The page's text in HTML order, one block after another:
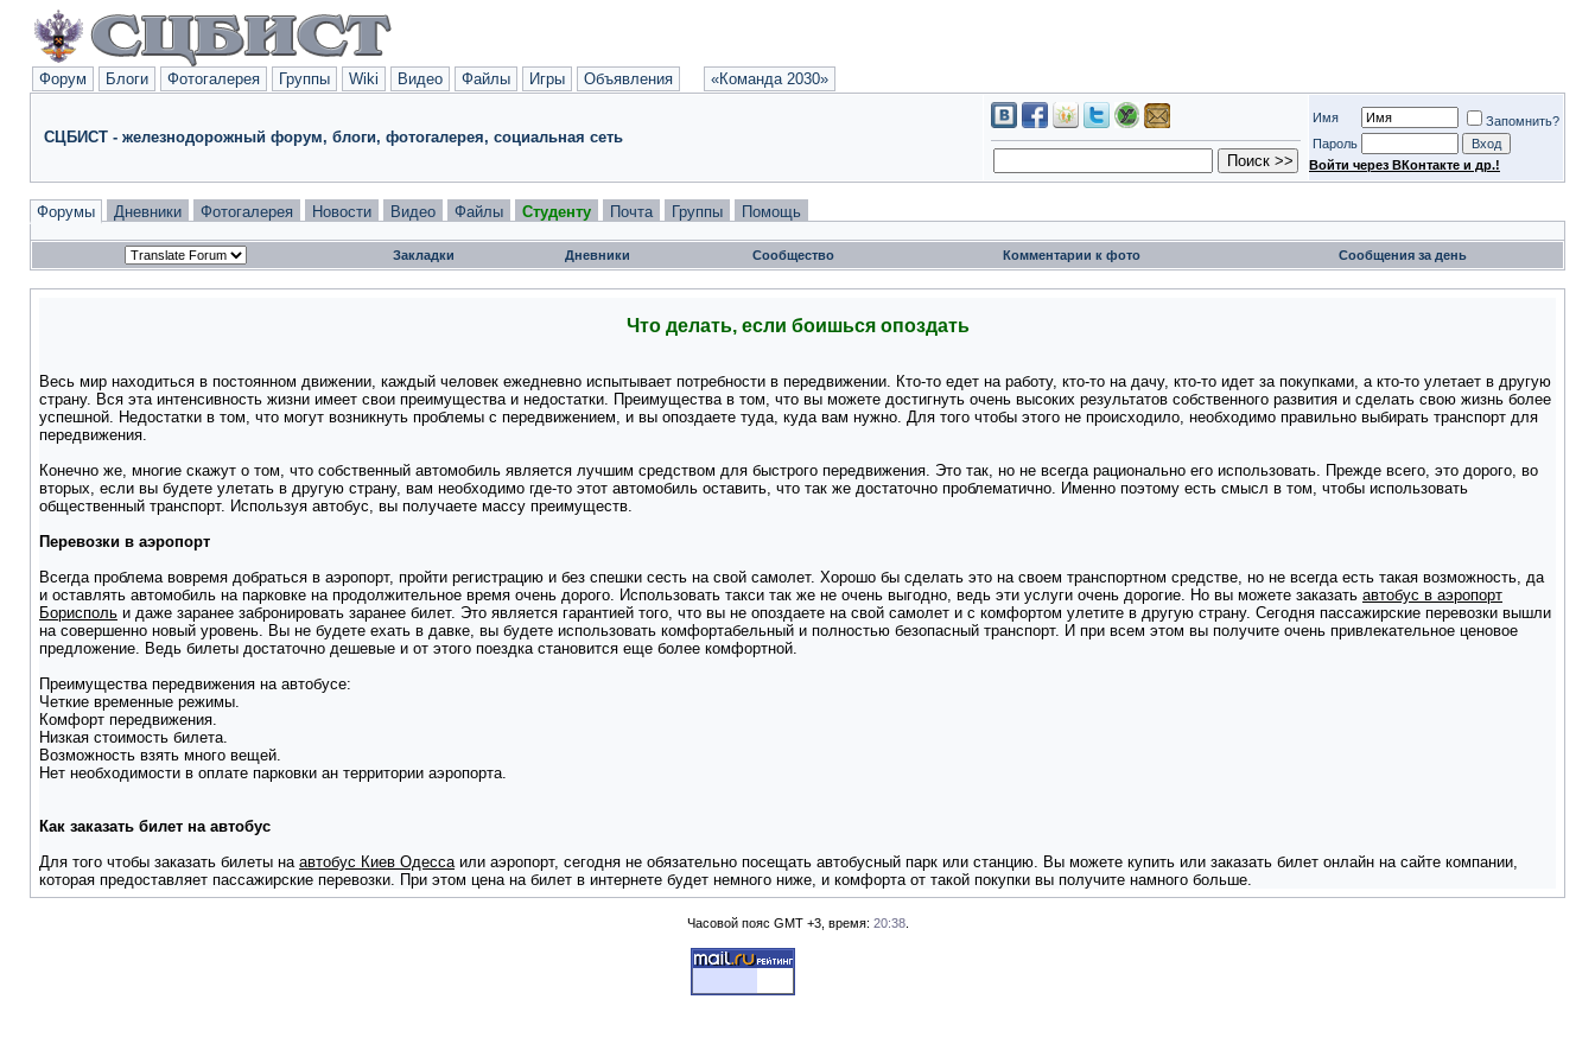
Форум Блоги Фотогалерея Группы Wiki Видео Файлы Игры Объявления «Команда 2030»
СЦБИСТ - железнодорожный форум, блоги, фотогалерея, социальная сеть
Имя
Запомнить?
Пароль
Войти через ВКонтакте и др.!
Форумы Дневники Фотогалерея Новости Видео Файлы Студенту Почта Группы Помощь
Закладки Дневники Сообщество Комментарии к фото Сообщения за день
Что делать, если боишься опоздать
Весь мир находиться в постоянном движении, каждый человек ежедневно испытывает потребности в передвижении. Кто-то едет на работу, кто-то на дачу, кто-то идет за покупками, а кто-то улетает в другую
страну. Вся эта интенсивность жизни имеет свои преимущества и недостатки. Преимущества в том, что вы можете достигнуть очень высоких результатов собственного развития и сделать свою жизнь более
успешной. Недостатки в том, что могут возникнуть проблемы с передвижением, и вы опоздаете туда, куда вам нужно. Для того чтобы этого не происходило, необходимо правильно выбирать транспорт для
передвижения.
Конечно же, многие скажут о том, что собственный автомобиль является лучшим средством для быстрого передвижения. Это так, но не всегда рационально его использовать. Прежде всего, это дорого, во
вторых, если вы будете улетать в другую страну, вам необходимо где-то этот автомобиль оставить, что так же достаточно проблематично. Именно поэтому есть смысл в том, чтобы использовать
общественный транспорт. Используя автобус, вы получаете массу преимуществ.
Перевозки в аэропорт
Всегда проблема вовремя добраться в аэропорт, пройти регистрацию и без спешки сесть на свой самолет. Хорошо бы сделать это на своем транспортном средстве, но не всегда есть такая возможность, да
и оставлять автомобиль на парковке на продолжительное время очень дорого. Использовать такси так же не очень выгодно, ведь эти услуги очень дорогие. Но вы можете заказать автобус в аэропорт
Борисполь и даже заранее забронировать заранее билет. Это является гарантией того, что вы не опоздаете на свой самолет и с комфортом улетите в другую страну. Сегодня пассажирские перевозки вышли
на совершенно новый уровень. Вы не будете ехать в давке, вы будете использовать комфортабельный и полностью безопасный транспорт. И при всем этом вы получите очень привлекательное ценовое
предложение. Ведь билеты достаточно дешевые и от этого поездка становится еще более комфортной.
Преимущества передвижения на автобусе:
Четкие временные режимы.
Комфорт передвижения.
Низкая стоимость билета.
Возможность взять много вещей.
Нет необходимости в оплате парковки ан территории аэропорта.
Как заказать билет на автобус
Для того чтобы заказать билеты на автобус Киев Одессаили аэропорт, сегодня не обязательно посещать автобусный парк или станцию. Вы можете купить или заказать билет онлайн на сайте компании,
которая предоставляет пассажирские перевозки. При этом цена на билет в интернете будет немного ниже, и комфорта от такой покупки вы получите намного больше.
Часовой пояс GMT +3, время: 20:38.